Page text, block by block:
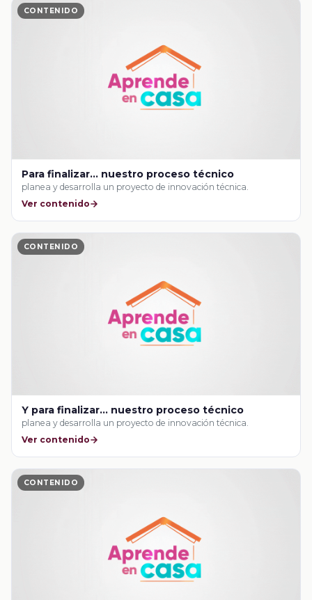
CONTENIDO
Para finalizar… nuestro proceso técnico
planea y desarrolla un proyecto de innovación técnica.
Ver contenido
CONTENIDO
Y para finalizar… nuestro proceso técnico
planea y desarrolla un proyecto de innovación técnica.
Ver contenido
CONTENIDO